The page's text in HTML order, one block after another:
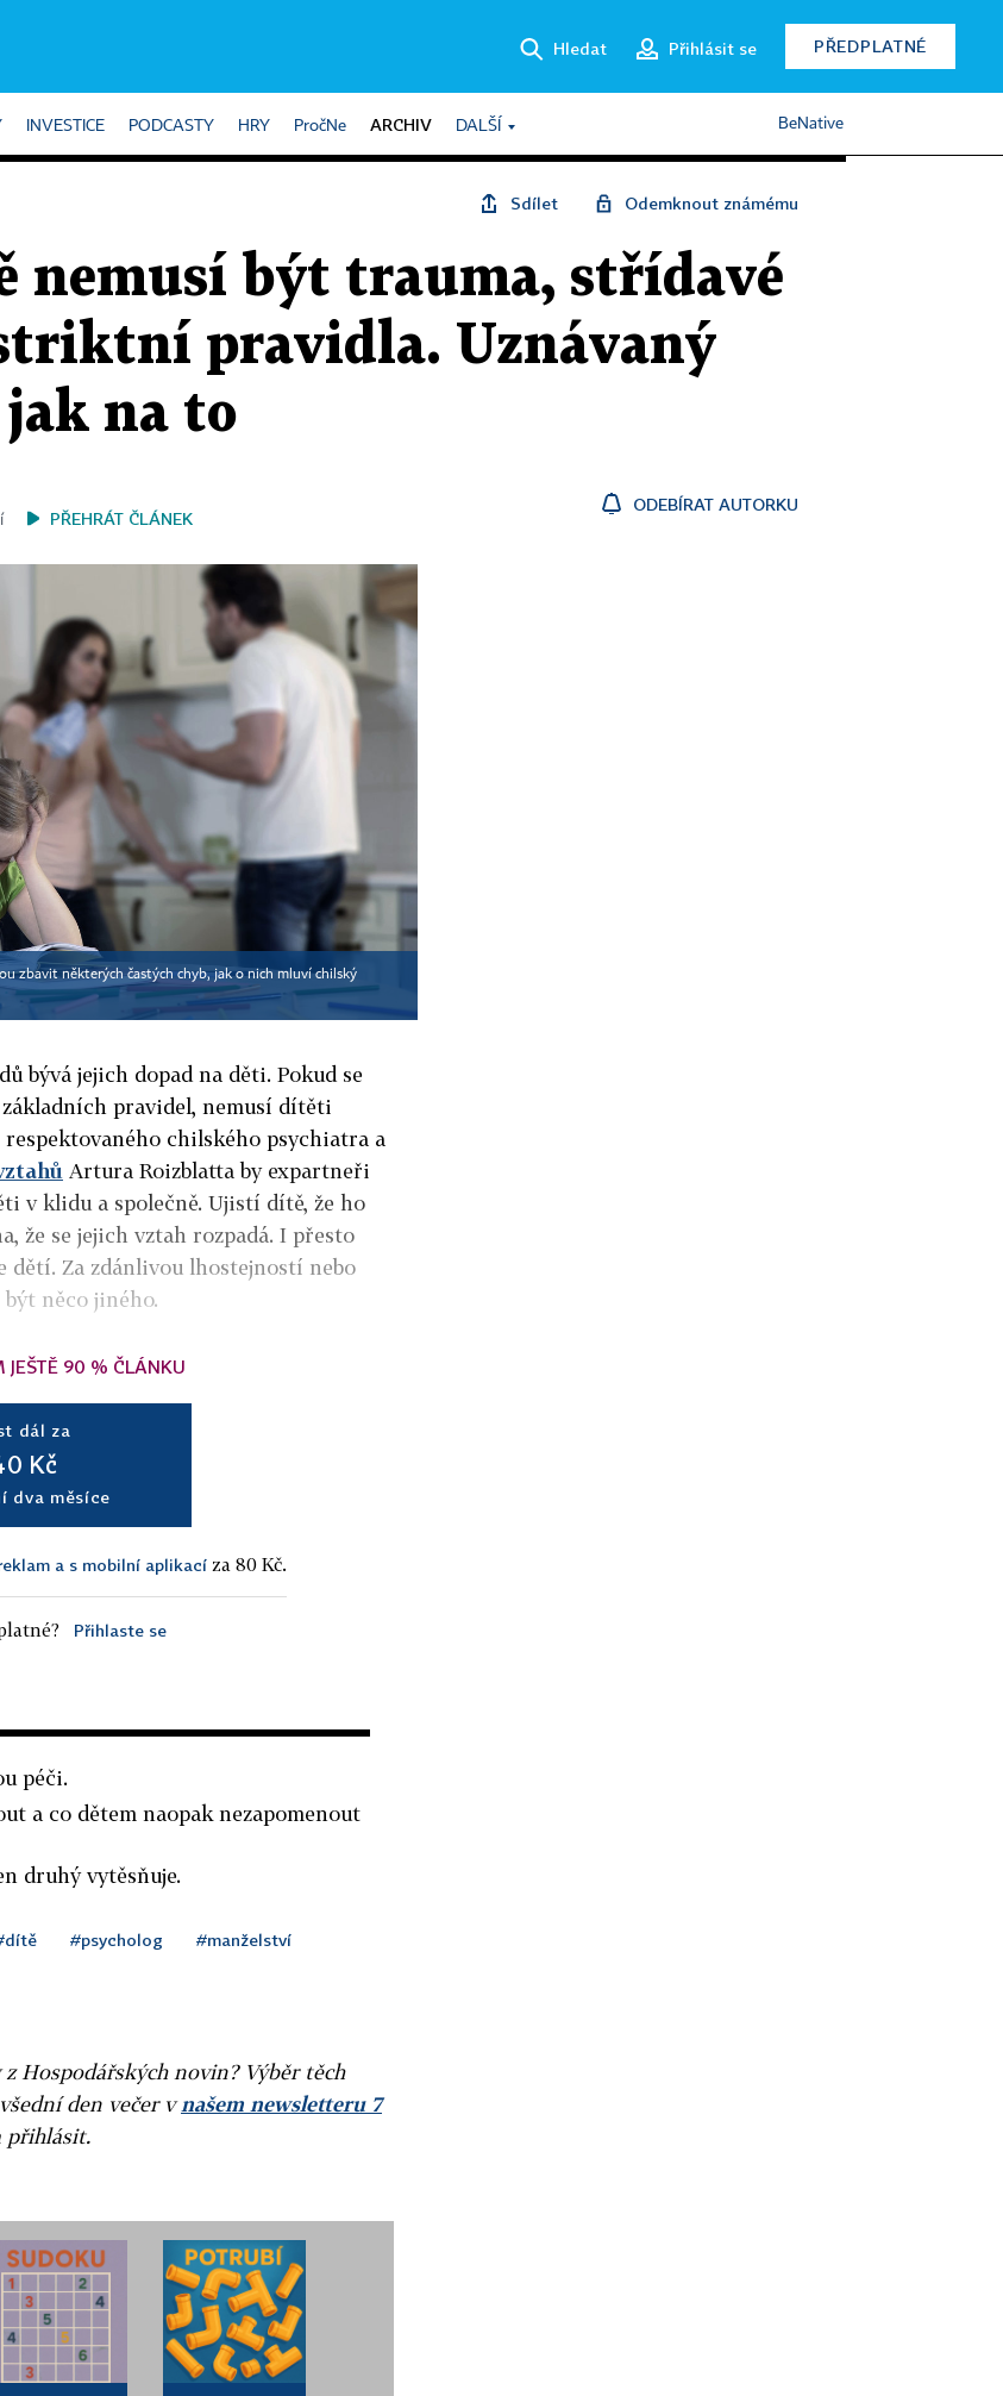
Hledat Přihlásit se PŘEDPLATNÉ
INVESTICE PODCASTY HRY PročNe ARCHIV DALŠÍ BeNative
Sdílet Odemknout známému
nemusí být trauma, střídavé
pravidla. Uznávaný
na to
PŘEHRÁT ČLÁNEK
ODEBÍRAT AUTORKU
zbavit některých častých chyb, jak o nich mluví chilský
bývá jejich dopad na děti. Pokud se
pravidel, nemusí dítěti
respektovaného chilského psychiatra a
Artura Roizblatta by expartneři
v klidu a společně. Ujistí dítě, že ho
že se jejich vztah rozpadá. I přesto
Za zdánlivou lhostejností nebo
něco jiného.
JEŠTĚ 90 % ČLÁNKU
dál za
Kč
dva měsíce
a s mobilní aplikací za 80 Kč.
Přihlaste se
péči.
a co dětem naopak nezapomenout
druhý vytěsňuje.
#psycholog #manželství
Hospodářských novin? Výběr těch
den večer vnašem newsletteru 7
přihlásit.